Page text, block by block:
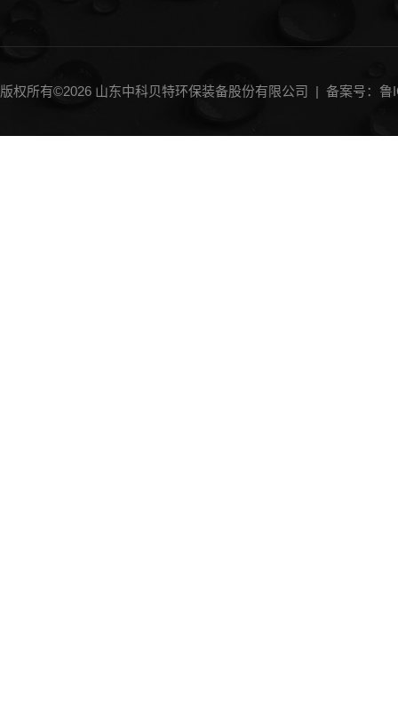
版权所有©2026 山东中科贝特环保装备股份有限公司 | 备案号：鲁